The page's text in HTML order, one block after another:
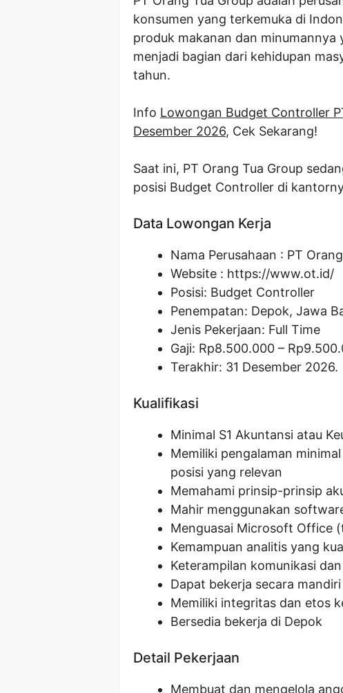
konsumen yang terkemuka di
produk makanan dan
menjadi bagian dari kehidupan
tahun.
Info Lowongan Budget Controller
Desember 2026, Cek Sekarang!
Saat ini, PT Orang Tua Group
posisi Budget Controller di
Data Lowongan Kerja
Nama Perusahaan : PT
Website : https://www.ot.id/
Posisi: Budget Controller
Penempatan: Depok, Jawa
Jenis Pekerjaan: Full Time
Gaji: Rp8.500.000 – Rp
Terakhir: 31 Desember 2026.
Kualifikasi
Minimal S1 Akuntansi atau
Memiliki pengalaman
posisi yang relevan
Memahami prinsip-prinsip
Mahir menggunakan
Menguasai Microsoft Office
Kemampuan analitis yang
Keterampilan komunikasi
Dapat bekerja secara
Memiliki integritas dan etos
Bersedia bekerja di Depok
Detail Pekerjaan
Membuat dan mengelola